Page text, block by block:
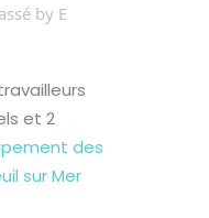
by E
et 2
des
sur Mer